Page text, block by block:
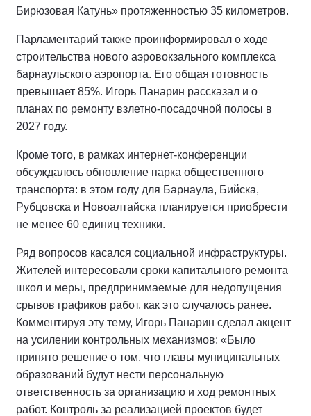
Бирюзовая Катунь» протяженностью 35 километров.
Парламентарий также проинформировал о ходе
строительства нового аэровокзального комплекса
барнаульского аэропорта. Его общая готовность
превышает 85%. Игорь Панарин рассказал и о
планах по ремонту взлетно-посадочной полосы в
2027 году.
Кроме того, в рамках интернет-конференции
обсуждалось обновление парка общественного
транспорта: в этом году для Барнаула, Бийска,
Рубцовска и Новоалтайска планируется приобрести
не менее 60 единиц техники.
Ряд вопросов касался социальной инфраструктуры.
Жителей интересовали сроки капитального ремонта
школ и меры, предпринимаемые для недопущения
срывов графиков работ, как это случалось ранее.
Комментируя эту тему, Игорь Панарин сделал акцент
на усилении контрольных механизмов: «Было
принято решение о том, что главы муниципальных
образований будут нести персональную
ответственность за организацию и ход ремонтных
работ. Контроль за реализацией проектов будет